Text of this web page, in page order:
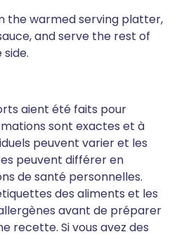
the warmed serving platter,
and serve the rest of
aient été faits pour
sont exactes et à
peuvent varier et les
peuvent différer en
de santé personnelles.
des aliments et les
avant de préparer
recette. Si vous avez des